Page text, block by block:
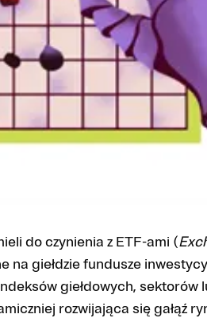
do czynienia z ETF-ami (
na giełdzie fundusze
giełdowych, sektorów
rozwijająca się gałąź